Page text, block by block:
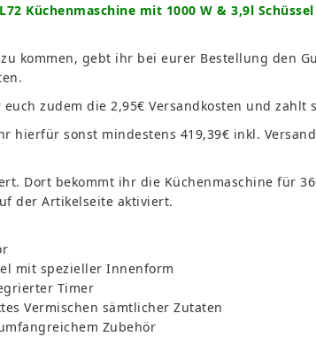
Küchenmaschine mit 1000 W & 3,9l
kommen, gebt ihr bei eurer Bestellung den
zudem die 2,95€ Versandkosten und zahlt
hierfür sonst mindestens 419,39€ inkl.
Dort bekommt ihr die Küchenmaschine für
der Artikelseite aktiviert.
mit spezieller Innenform
Timer
Vermischen sämtlicher Zutaten
Zubehör